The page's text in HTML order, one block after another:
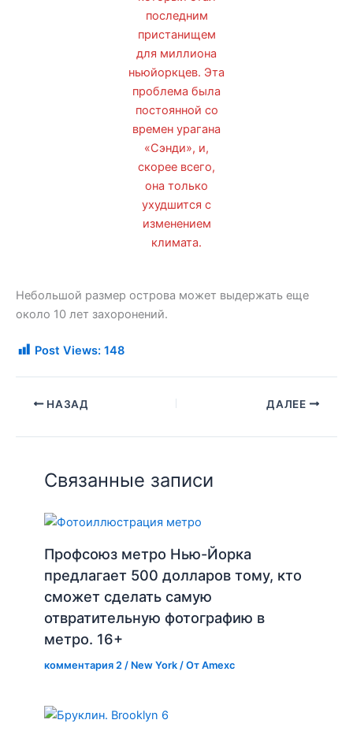
последним
пристанищем
для миллиона
ньюйоркцев. Эта
проблема была
постоянной со
времен урагана
«Сэнди», и,
скорее всего,
она только
ухудшится с
изменением
климата.
Небольшой размер острова может выдержать еще
около 10 лет захоронений.
Post Views: 148
НАЗАД ДАЛЕЕ
Связанные записи
Профсоюз метро Нью-Йорка
предлагает 500 долларов тому, кто
сможет сделать самую
отвратительную фотографию в
метро. 16+
комментария 2 / New York / ОтAmexc